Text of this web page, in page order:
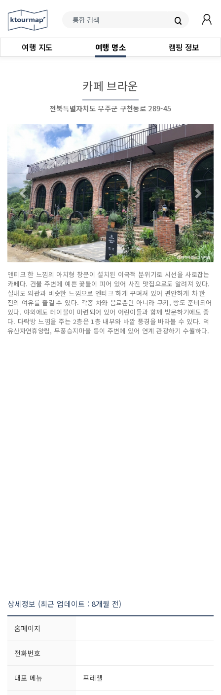
여행 지도 여행 명소 캠핑 정보
카페 브라운
전북특별자치도 무주군 구천동로 289-45
앤티크 한 느낌의 아치형 창문이 설치된 이국적 분위기로 시선을 사로잡는
카페다. 건물 주변에 예쁜 꽃들이 피어 있어 사진 맛집으로도 알려져 있다.
실내도 외관과 비슷한 느낌으로 엔티크 하게 꾸며져 있어 편안하게 차 한
잔의 여유를 즐길 수 있다. 각종 차와 음료뿐만 아니라 쿠키, 빵도 준비되어
있다. 야외에도 테이블이 마련되어 있어 어린이들과 함께 방문하기에도 좋
다. 다락방 느낌을 주는 2층은 1층 내부와 바깥 풍경을 바라볼 수 있다. 덕
유산자연휴양림, 무풍승지마을 등이 주변에 있어 연계 관광하기 수월하다.
상세정보 (최근 업데이트 : 8개월 전)
홈페이지
전화번호
대표 메뉴 프레첼